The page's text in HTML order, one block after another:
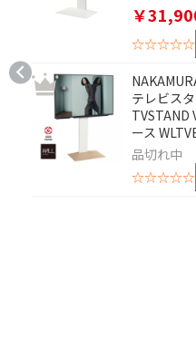
￥
☆☆☆☆☆
テレビス
TVSTAND
ース
品切れ中
☆☆☆☆☆